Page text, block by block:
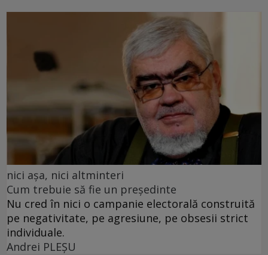
nici așa, nici altminteri
Cum trebuie să fie un președinte
Nu cred în nici o campanie electorală construită
pe negativitate, pe agresiune, pe obsesii strict
individuale.
Andrei PLEŞU